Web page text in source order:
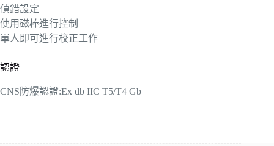
偵錯設定
使用磁棒進行控制
單人即可進行校正工作
認證
CNS防爆認證:Ex db IIC T5/T4 Gb